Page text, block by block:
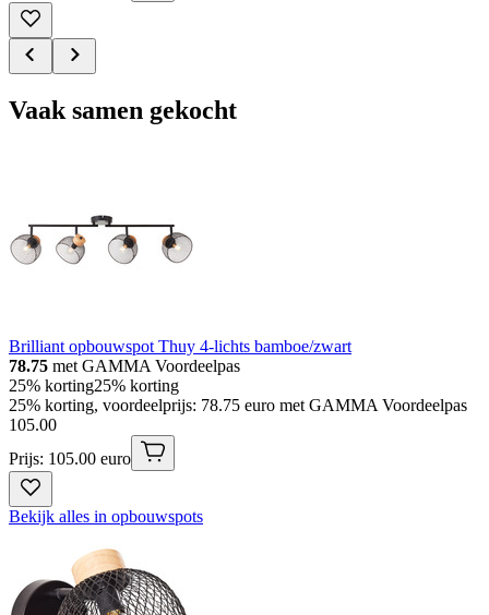
Vaak samen gekocht
Brilliant opbouwspot Thuy 4-lichts bamboe/zwart
78.75 met GAMMA Voordeelpas
25% korting25% korting
25% korting, voordeelprijs: 78.75 euro met GAMMA Voordeelpas
105.00
Prijs: 105.00 euro
Bekijk alles in opbouwspots